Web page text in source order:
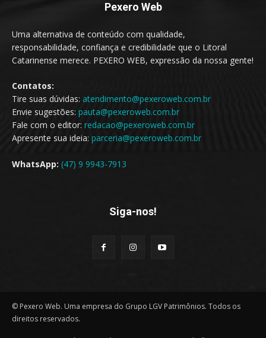
Pexero Web
Uma alternativa de conteúdo com qualidade,
responsabilidade, confiança e credibilidade que o Litoral
Catarinense merece. PEXERO WEB, expressão da nossa gente!
Contatos:
Tire suas dúvidas: atendimento@pexeroweb.com.br
Envie sugestões: pauta@pexeroweb.com.br
Fale com o editor: redacao@pexeroweb.com.br
Apresente sua ideia: parceria@pexeroweb.com.br
WhatsApp: (47) 9 9943-7913
Siga-nos!
© Pexero Web. Uma empresa do Grupo LGV Patrimônios. Todos os
direitos reservados.